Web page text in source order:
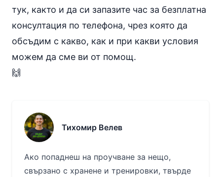
тук, както и да си запазите час за безплатна
консултация по телефона, чрез която да
обсъдим с какво, как и при какви условия
можем да сме ви от помощ.
🙌
Тихомир Велев
Ако попаднеш на проучване за нещо,
свързано с хранене и тренировки, твърде